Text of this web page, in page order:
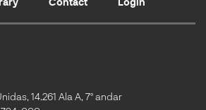
14.261 Ala A, 7º andar